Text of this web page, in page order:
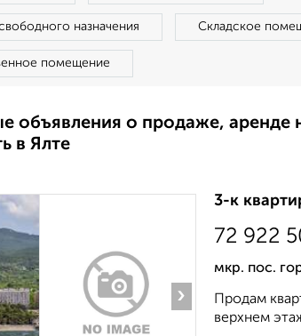
назначения Складское
помещение
объявления о продаже,
в Ялте
›
3-к
72 922
мкр. пос.
Продам
верхнем